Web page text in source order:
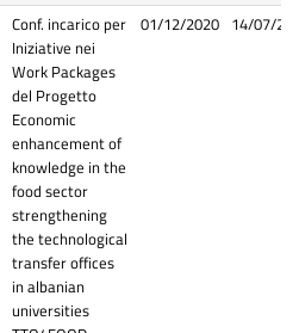
Conf. incarico per
Iniziative nei
Work Packages
del Progetto
Economic
enhancement of
knowledge in the
food sector
strengthening
the technological
transfer offices
in albanian
universities
01/12/2020 14/07/